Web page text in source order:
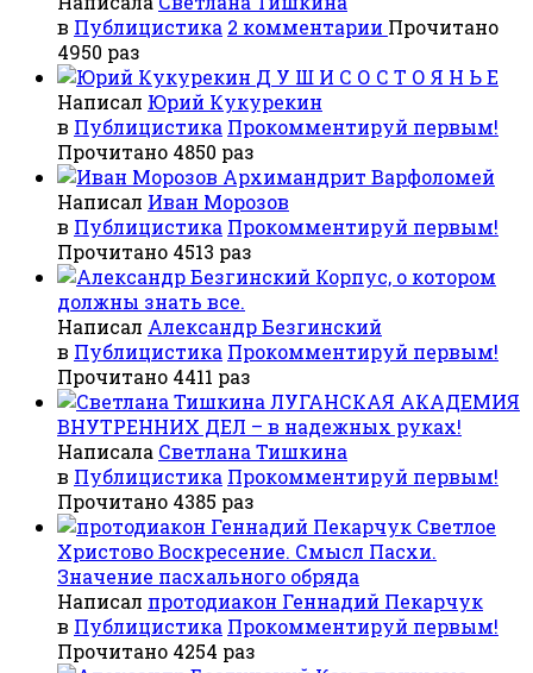
в Публицистика 2 комментарии Прочитано
4950 раз
Д У Ш И С О С Т О Я Н Ь Е
Написал Юрий Кукурекин
в Публицистика Прокомментируй первым!
Прочитано 4850 раз
Архимандрит Варфоломей
Написал Иван Морозов
в Публицистика Прокомментируй первым!
Прочитано 4513 раз
Корпус, о котором
должны знать все.
Написал Александр Безгинский
в Публицистика Прокомментируй первым!
Прочитано 4411 раз
ЛУГАНСКАЯ АКАДЕМИЯ
ВНУТРЕННИХ ДЕЛ – в надежных руках!
Написала Светлана Тишкина
в Публицистика Прокомментируй первым!
Прочитано 4385 раз
Светлое
Христово Воскресение. Смысл Пасхи.
Значение пасхального обряда
Написал протодиакон Геннадий Пекарчук
в Публицистика Прокомментируй первым!
Прочитано 4254 раз